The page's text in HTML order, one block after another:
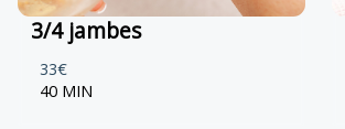
3/4 jambes
33€
40 MIN